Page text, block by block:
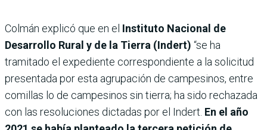
Colmán explicó que en el Instituto Nacional de
Desarrollo Rural y de la Tierra (Indert) “se ha
tramitado el expediente correspondiente a la solicitud
presentada por esta agrupación de campesinos, entre
comillas lo de campesinos sin tierra; ha sido rechazada
con las resoluciones dictadas por el Indert. En el año